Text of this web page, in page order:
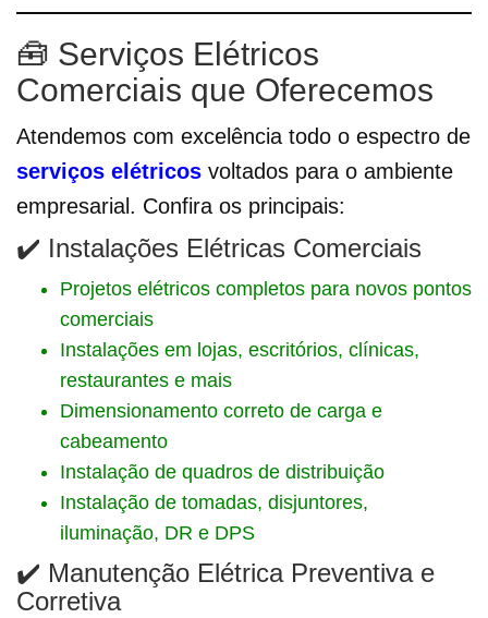
🧰 Serviços Elétricos
Comerciais que Oferecemos
Atendemos com excelência todo o espectro de
serviços elétricos voltados para o ambiente
empresarial. Confira os principais:
✔️ Instalações Elétricas Comerciais
Projetos elétricos completos para novos pontos
comerciais
Instalações em lojas, escritórios, clínicas,
restaurantes e mais
Dimensionamento correto de carga e
cabeamento
Instalação de quadros de distribuição
Instalação de tomadas, disjuntores,
iluminação, DR e DPS
✔️ Manutenção Elétrica Preventiva e
Corretiva